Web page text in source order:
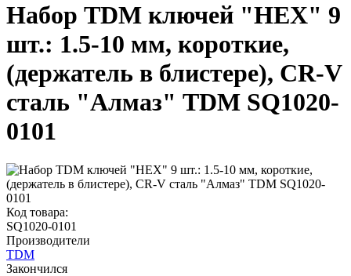
Набор TDM ключей "HEX" 9
шт.: 1.5-10 мм, короткие,
(держатель в блистере), CR-V
сталь "Алмаз" TDM SQ1020-
0101
Код товара:
SQ1020-0101
Производители
TDM
Закончился